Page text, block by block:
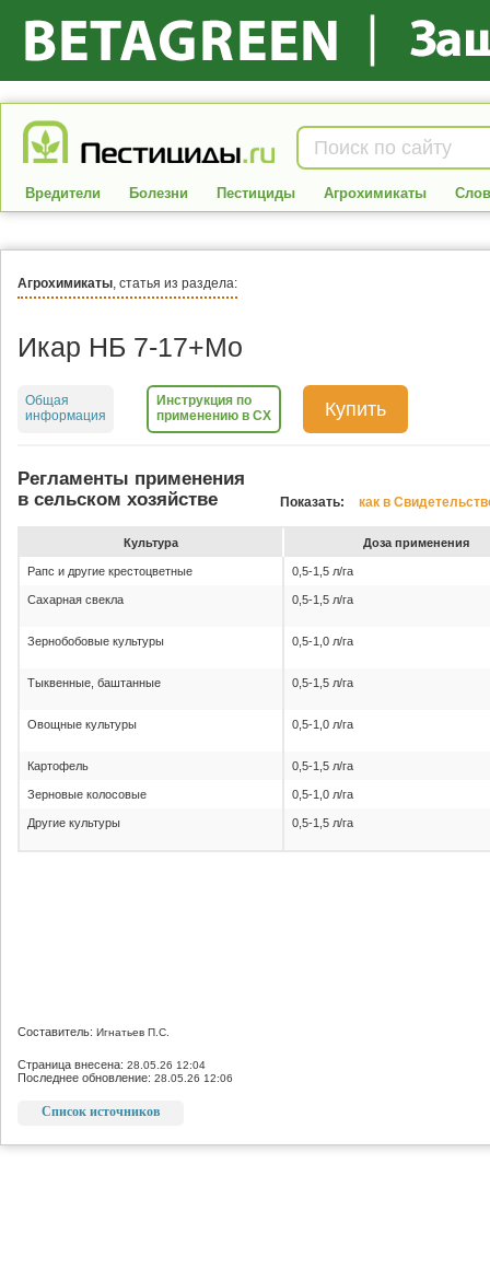
Вредители Болезни Пестициды Агрохимикаты
Агрохимикаты, статья из раздела:
Икар НБ 7-17+Мо
Общая
информация
Инструкция по
применению в СХ
Купить
Регламенты применения
в сельском хозяйстве
Показать: как в
Культура До­за при­ме­не­ния
Рапс и другие крестоцветные 0,5-1,5 л/га
Сахарная свекла 0,5-1,5 л/га
Зернобобовые культуры 0,5-1,0 л/га
Тыквенные, баштанные 0,5-1,5 л/га
Овощные культуры 0,5-1,0 л/га
Картофель 0,5-1,5 л/га
Зерновые колосовые 0,5-1,0 л/га
Другие культуры 0,5-1,5 л/га
Составитель: Игнатьев П.С.
Страница внесена: 28.05.26 12:04
Последнее обновление: 28.05.26 12:06
Список источников